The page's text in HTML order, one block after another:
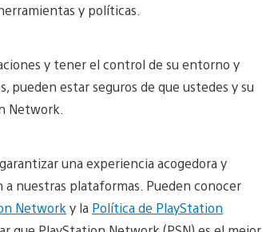
y políticas.
y tener el control de su entorno y
pueden estar seguros de que ustedes y su
Network.
una experiencia acogedora y
nuestras plataformas. Pueden conocer
Network y la Política de PlayStation